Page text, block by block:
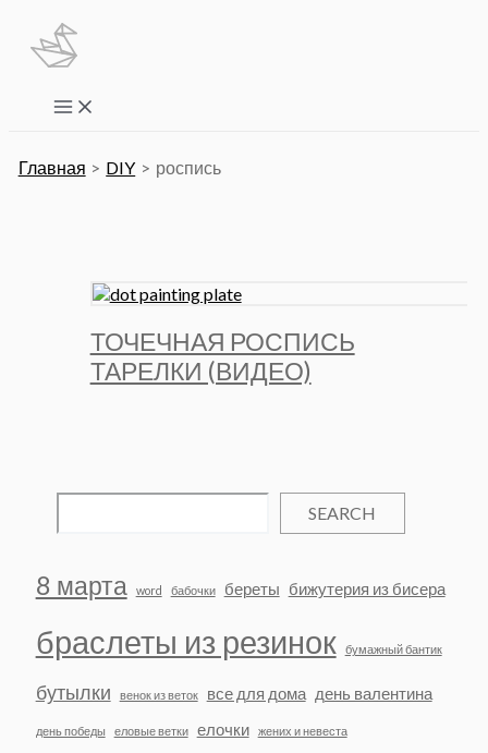
Перейти
содержимому
Main
Menu
Главная DIY роспись
ТОЧЕЧНАЯ РОСПИСЬ
ТАРЕЛКИ (ВИДЕО)
SEARCH
8 марта word бабочки береты бижутерия из бисера
браслеты из резинок бумажный бантик
бутылки венок из веток все для дома день валентина
день победы еловые ветки елочки жених и невеста